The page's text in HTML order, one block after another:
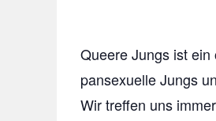
Queere Jungs ist
pansexuelle Jungs
Wir treffen uns